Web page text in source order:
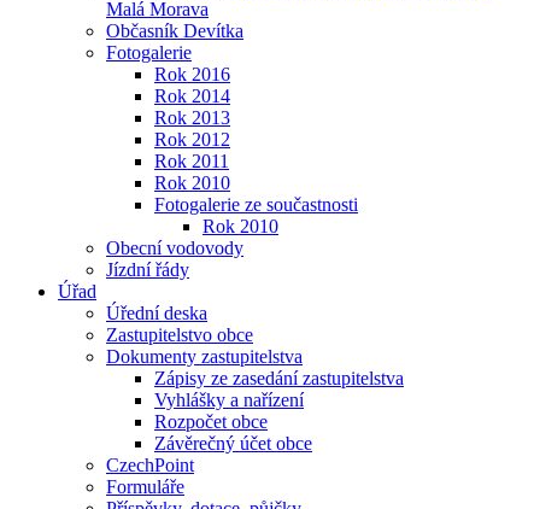
Malá Morava
Občasník Devítka
Fotogalerie
Rok 2016
Rok 2014
Rok 2013
Rok 2012
Rok 2011
Rok 2010
Fotogalerie ze součastnosti
Rok 2010
Obecní vodovody
Jízdní řády
Úřad
Úřední deska
Zastupitelstvo obce
Dokumenty zastupitelstva
Zápisy ze zasedání zastupitelstva
Vyhlášky a nařízení
Rozpočet obce
Závěrečný účet obce
CzechPoint
Formuláře